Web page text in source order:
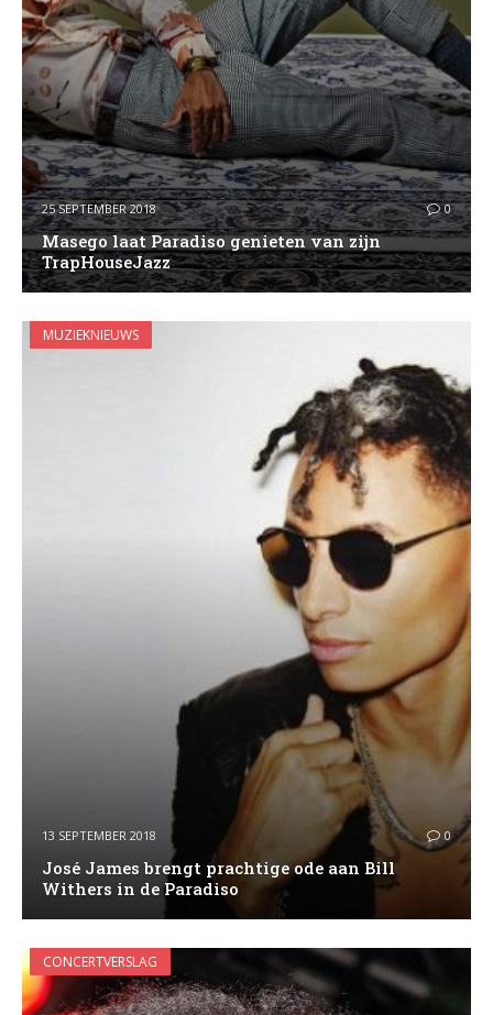
25 SEPTEMBER 2018 0
Masego laat Paradiso genieten van zijn
TrapHouseJazz
MUZIEKNIEUWS
13 SEPTEMBER 2018 0
José James brengt prachtige ode aan Bill
Withers in de Paradiso
CONCERTVERSLAG